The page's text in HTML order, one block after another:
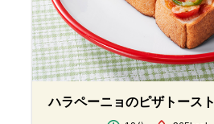
ハラペーニョのピザトースト